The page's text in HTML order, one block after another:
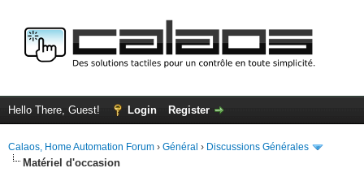
Hello There, Guest! Login Register
Calaos, Home Automation Forum › Général › Discussions Générales
Matériel d'occasion